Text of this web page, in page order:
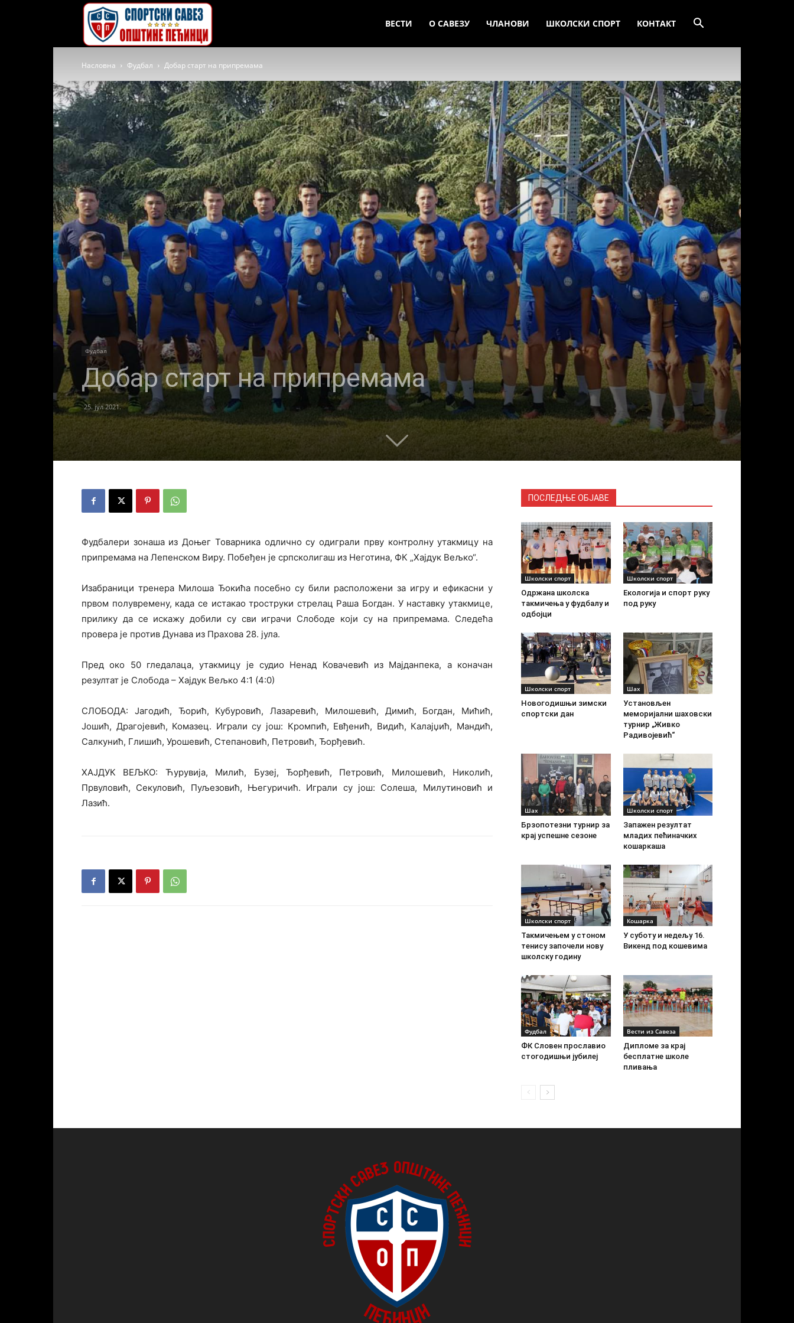
савез
општине
Пећинци
ВЕСТИ О САВЕЗУ ЧЛАНОВИ ШКОЛСКИ СПОРТ КОНТАКТ
Насловна Фудбал Добар старт на припремама
Фудбал
Добар старт на припремама
25. јул 2021.
Фудбалери зонаша из Доњег Товарника одлично су одиграли прву контролну утакмицу на
припремама на Лепенском Виру. Побеђен је српсколигаш из Неготина, ФК „Хајдук Вељко“.
Изабраници тренера Милоша Ђокића посебно су били расположени за игру и ефикасни у
првом полувремену, када се истакао троструки стрелац Раша Богдан. У наставку утакмице,
прилику да се искажу добили су сви играчи Слободе који су на припремама. Следећа
провера је против Дунава из Прахова 28. јула.
Пред око 50 гледалаца, утакмицу је судио Ненад Ковачевић из Мајданпека, а коначан
резултат је Слобода – Хајдук Вељко 4:1 (4:0)
СЛОБОДА: Јагодић, Ђорић, Кубуровић, Лазаревић, Милошевић, Димић, Богдан, Мићић,
Јошић, Драгојевић, Комазец. Играли су још: Кромпић, Евђенић, Видић, Калајџић, Мандић,
Салкунић, Глишић, Урошевић, Степановић, Петровић, Ђорђевић.
ХАЈДУК ВЕЉКО: Ћурувија, Милић, Бузеј, Ђорђевић, Петровић, Милошевић, Николић,
Првуловић, Секуловић, Пуљезовић, Његуричић. Играли су још: Солеша, Милутиновић и
Лазић.
ПОСЛЕДЊЕ ОБЈАВЕ
Школски спорт
Одржана школска
такмичења у фудбалу и
одбојци
Школски спорт
Екологија и спорт руку
под руку
Школски спорт
Новогодишњи зимски
спортски дан
Шах
Установљен
меморијални шаховски
турнир „Живко
Радивојевић“
Шах
Брзопотезни турнир за
крај успешне сезоне
Школски спорт
Запажен резултат
младих пећиначких
кошаркаша
Школски спорт
Такмичењем у стоном
тенису започели нову
школску годину
Кошарка
У суботу и недељу 16.
Викенд под кошевима
Фудбал
ФК Словен прославио
стогодишњи јубилеј
Вести из Савеза
Дипломе за крај
бесплатне школе
пливања